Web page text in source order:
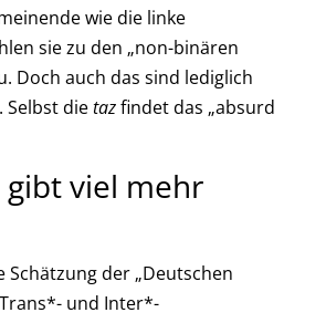
wie die linke
sie zu den „non-binären
Doch auch das sind lediglich
Selbst dietazfindet das „absurd
gibt viel mehr
Schätzung der „Deutschen
und Inter*­